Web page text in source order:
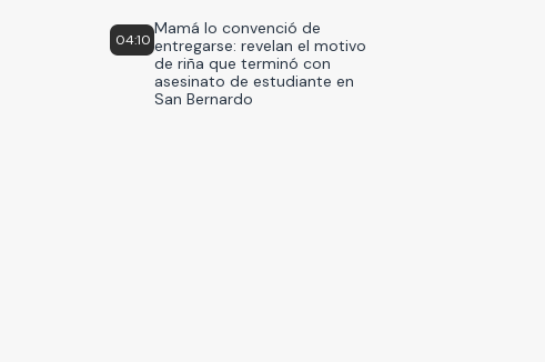
04:10
Mamá lo convenció de
entregarse: revelan el motivo
de riña que terminó con
asesinato de estudiante en
San Bernardo